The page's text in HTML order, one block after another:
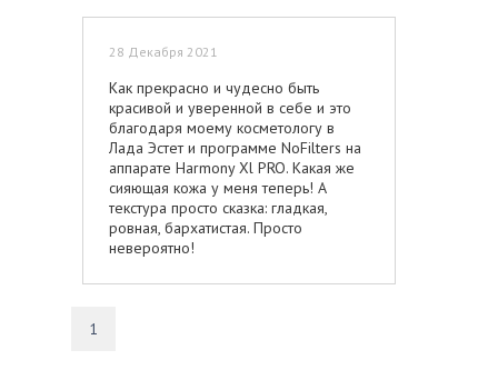
28 Декабря 2021
Как прекрасно и чудесно быть
красивой и уверенной в себе и это
благодаря моему косметологу в
Лада Эстет и программе NoFilters на
аппарате Harmony Xl PRO. Какая же
сияющая кожа у меня теперь! А
текстура просто сказка: гладкая,
ровная, бархатистая. Просто
невероятно!
1